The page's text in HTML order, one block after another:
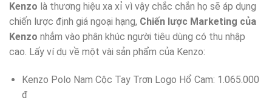
Kenzo là thương hiệu xa xỉ vì vậy chắc chắn họ sẽ áp dụng
chiến lược định giá ngoại hạng, Chiến lược Marketing của
Kenzo nhắm vào phân khúc người tiêu dùng có thu nhập
cao. Lấy ví dụ về một vài sản phẩm của Kenzo:
Kenzo Polo Nam Cộc Tay Trơn Logo Hổ Cam: 1.065.000
đ